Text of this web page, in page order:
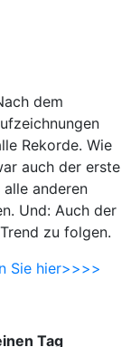
dem
Rekorde. Wie
auch der erste
anderen
Und: Auch der
zu folgen.
Sie hier>>>>
Tag